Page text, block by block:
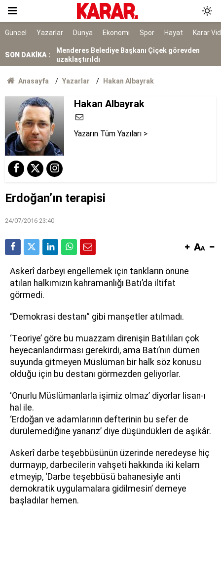
Güncel Yazarlar Dünya Ekonomi Spor Hayat Karar
SON DAKİKA :
Siyasi hesaplaşmayı ailelere kadar uzatmak
acizliktir
NATO’nun 5. maddesiyle aynı
Menderes Belediye Başkanı Çiçek görevden
uzaklaştırıldı
beklerdim
Uluslararası tecrübenin çok gerisinde
Anasayfa Yazarlar Hakan Albayrak
Hakan Albayrak
Yazarın Tüm Yazıları >
Erdoğan’ın terapisi
24/07/2016 23:40
Askerî darbeyi engellemek için tankların önüne
atılan halkımızın kahramanlığı Batı’da iltifat
görmedi.
“Demokrasi destanı” gibi manşetler atılmadı.
‘Teoriye’ göre bu muazzam direnişin Batılıları çok
heyecanlandırması gerekirdi, ama Batı’nın dümen
suyunda gitmeyen Müslüman bir halk söz konusu
olduğu için bu destanı görmezden geliyorlar.
‘Onurlu Müslümanlarla işimiz olmaz’ diyorlar lisan-ı
hal ile.
‘Erdoğan ve adamlarının defterinin bu sefer de
dürülemediğine yanarız’ diye düşündükleri de aşikâr.
Askerî darbe teşebbüsünün üzerinde neredeyse hiç
durmayıp, darbecilerin vahşeti hakkında iki kelam
etmeyip, ‘Darbe teşebbüsü bahanesiyle anti
demokratik uygulamalara gidilmesin’ demeye
başladılar hemen.